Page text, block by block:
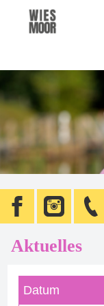
Aktuelles
Datum